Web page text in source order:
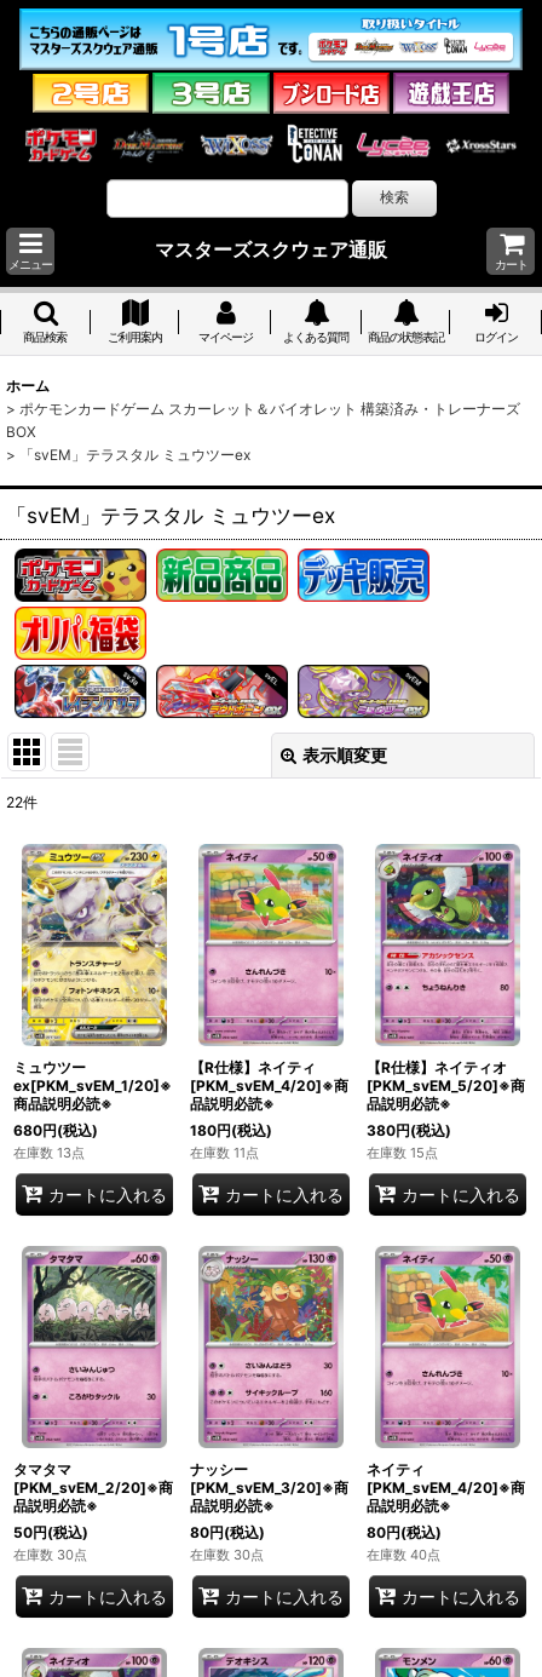
メニュー
マスターズスクウェア通販
カート
商品検索 ご利用案内 マイページ よくある質問 商品の状態表記 ログイン
ホーム
> ポケモンカードゲーム スカーレット＆バイオレット 構築済み・トレーナーズ
BOX
>
「svEM」テラスタル ミュウツーex
「svEM」テラスタル ミュウツーex
表示順変更
在庫あり
並び順:
絞り込む
22件
ミュウツー
ex[PKM_svEM_1/20]※
商品説明必読※
680円(税込)
在庫数 13点
カートに入れる
【R仕様】ネイティ
[PKM_svEM_4/20]※商
品説明必読※
180円(税込)
在庫数 11点
カートに入れる
【R仕様】ネイティオ
[PKM_svEM_5/20]※商
品説明必読※
380円(税込)
在庫数 15点
カートに入れる
タマタマ
[PKM_svEM_2/20]※商
品説明必読※
50円(税込)
在庫数 30点
カートに入れる
ナッシー
[PKM_svEM_3/20]※商
品説明必読※
80円(税込)
在庫数 30点
カートに入れる
ネイティ
[PKM_svEM_4/20]※商
品説明必読※
80円(税込)
在庫数 40点
カートに入れる